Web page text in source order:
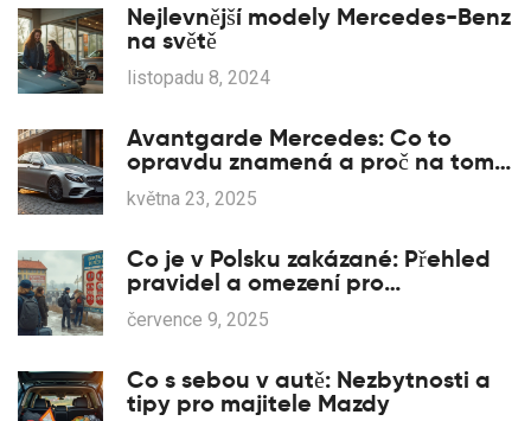
Nejlevnější modely Mercedes-Benz
na světě
listopadu 8, 2024
Avantgarde Mercedes: Co to
opravdu znamená a proč na tom
záleží
května 23, 2025
Co je v Polsku zakázané: Přehled
pravidel a omezení pro
cestovatele
července 9, 2025
Co s sebou v autě: Nezbytnosti a
tipy pro majitele Mazdy